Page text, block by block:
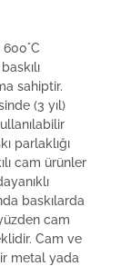
sahiptir.
(3 yıl)
parlaklığı
cam ürünler
baskılarda
cam
Cam ve
metal yada